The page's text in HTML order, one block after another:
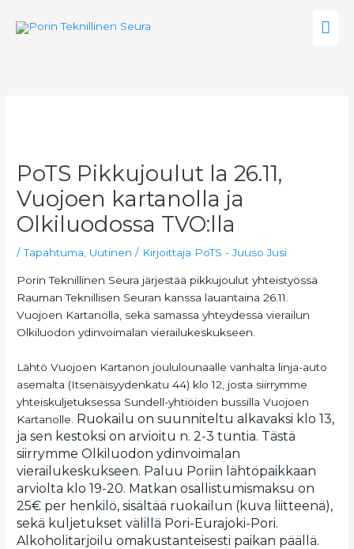
sisältöön
PoTS Pikkujoulut la 26.11,
Vuojoen kartanolla ja
Olkiluodossa TVO:lla
/Tapahtuma, Uutinen / Kirjoittaja PoTS - Juuso Jusi
Porin Teknillinen Seura järjestää pikkujoulut yhteistyössä
Rauman Teknillisen Seuran kanssa lauantaina 26.11.
Vuojoen Kartanolla, sekä samassa yhteydessä vierailun
Olkiluodon ydinvoimalan vierailukeskukseen.
Lähtö Vuojoen Kartanon joululounaalle vanhalta linja-auto
asemalta (Itsenäisyydenkatu 44) klo 12, josta siirrymme
yhteiskuljetuksessa Sundell-yhtiöiden bussilla Vuojoen
Kartanolle. Ruokailu on suunniteltu alkavaksi klo 13,
ja sen kestoksi on arvioitu n. 2-3 tuntia. Tästä
siirrymme Olkiluodon ydinvoimalan
vierailukeskukseen. Paluu Poriin lähtöpaikkaan
arviolta klo 19-20. Matkan osallistumismaksu on
25€ per henkilö, sisältää ruokailun (kuva liitteenä),
sekä kuljetukset välillä Pori-Eurajoki-Pori.
Alkoholitarjoilu omakustanteisesti paikan päällä.